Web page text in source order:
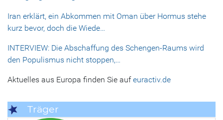
Iran erklärt, ein Abkommen mit Oman über Hormus stehe
kurz bevor, doch die Wiede…
INTERVIEW: Die Abschaffung des Schengen-Raums wird
den Populismus nicht stoppen,…
Aktuelles aus Europa finden Sie aufeuractiv.de
Träger